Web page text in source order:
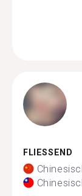
FLIESSEND